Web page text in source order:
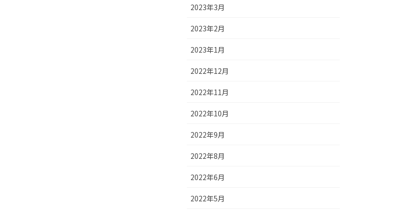
2023年3月
2023年2月
2023年1月
2022年12月
2022年11月
2022年10月
2022年9月
2022年8月
2022年6月
2022年5月